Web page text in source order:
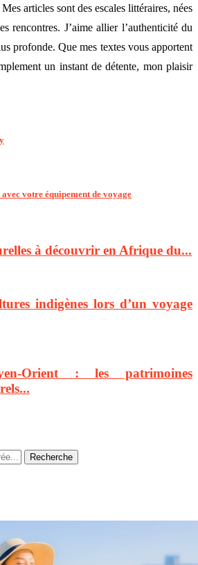
articles sont des escales littéraires, nées
rencontres. J’aime allier l’authenticité du
profonde. Que mes textes vous apportent
un instant de détente, mon plaisir
votre équipement de voyage
à découvrir en Afrique du...
indigènes lors d’un voyage
Orient : les patrimoines